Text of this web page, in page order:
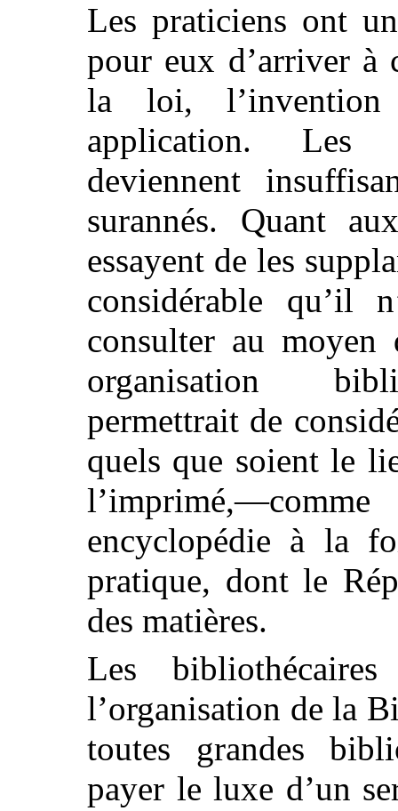
Les praticiens ont
pour eux d’arriver à
la loi,
application. Les
deviennent
surannés. Quant
essayent de les
considérable qu’il
consulter au moyen
organisation
permettrait de
quels que soient le
l’imprimé,—comme
encyclopédie à la
pratique, dont le
des matières.
Les
l’organisation de la
toutes grandes
payer le luxe d’un